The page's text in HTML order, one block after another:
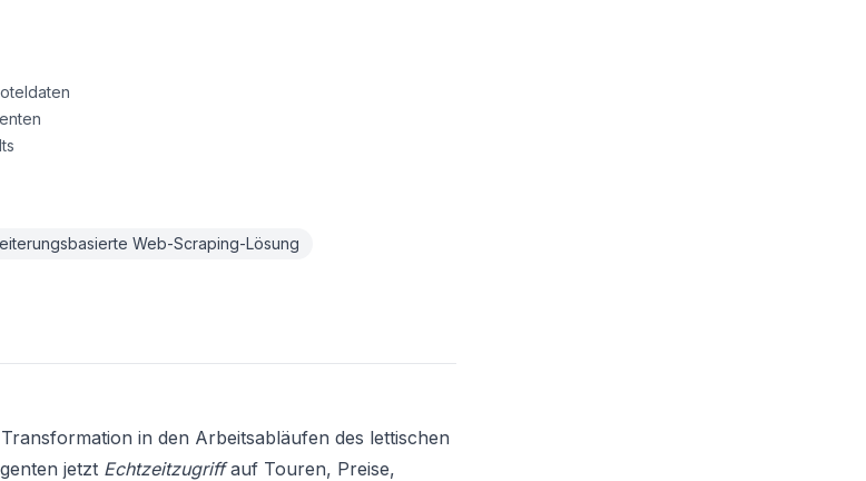
Web-Scraping-Lösung
in den Arbeitsabläufen des lettischen
jetzt Echtzeitzugriffauf Touren, Preise,